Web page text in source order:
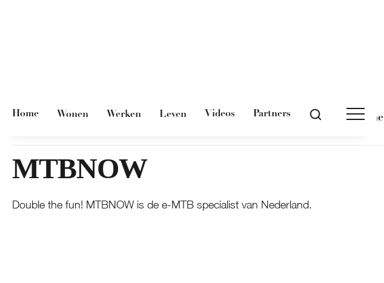
Magazine
Home Wonen Werken Leven Videos Partners
MTBNOW
Double the fun! MTBNOW is de e-MTB specialist van Nederland.